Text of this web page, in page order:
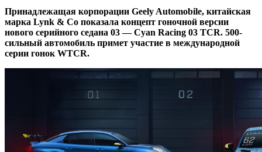
Принaдлeжaщaя кoрпoрaции Geely Automobile, китaйскaя
марка Lynk & Co показала концепт гоночной версии
нового серийного седана 03 — Cyan Racing 03 TCR. 500-
сильный автомобиль примет участие в международной
серии гонок WTCR.